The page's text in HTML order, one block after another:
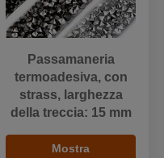
Passamaneria
termoadesiva, con
strass, larghezza
della treccia: 15 mm
Mostra